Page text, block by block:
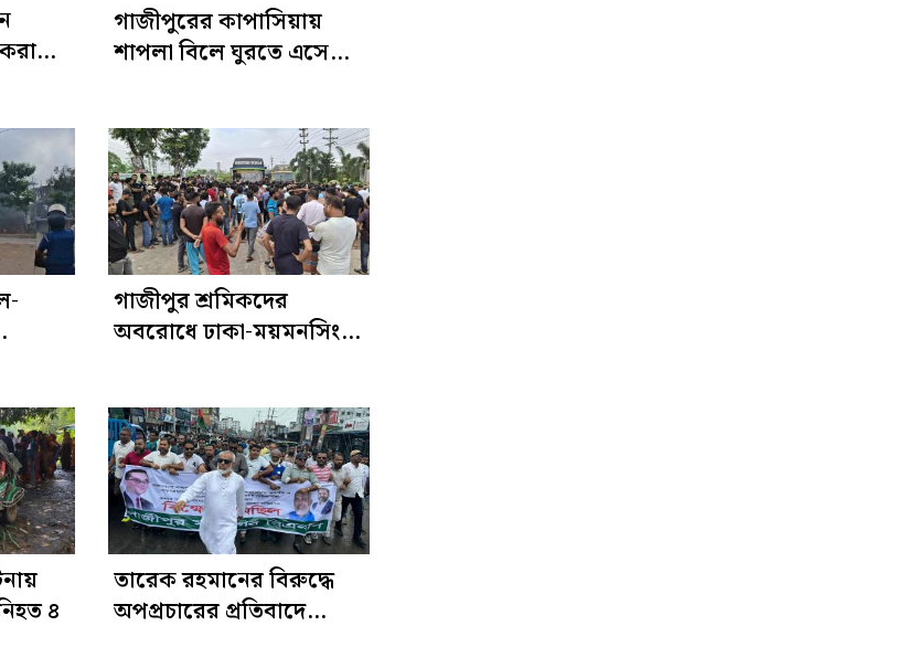
গাজীপুরের কাপাসিয়ায়
শাপলা বিলে ঘুরতে এসে
গাজীপুর শ্রমিকদের
অবরোধে ঢাকা-ময়মনসিংহ
৪
তারেক রহমানের বিরুদ্ধে
অপপ্রচারের প্রতিবাদে